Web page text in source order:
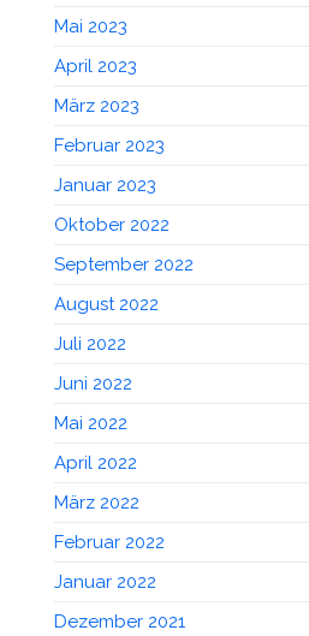
Mai 2023
April 2023
März 2023
Februar 2023
Januar 2023
Oktober 2022
September 2022
August 2022
Juli 2022
Juni 2022
Mai 2022
April 2022
März 2022
Februar 2022
Januar 2022
Dezember 2021